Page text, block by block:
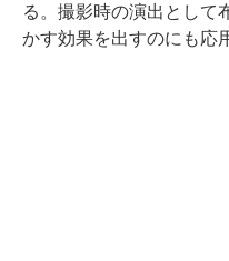
る。撮影時の演出として
かす効果を出すのにも応